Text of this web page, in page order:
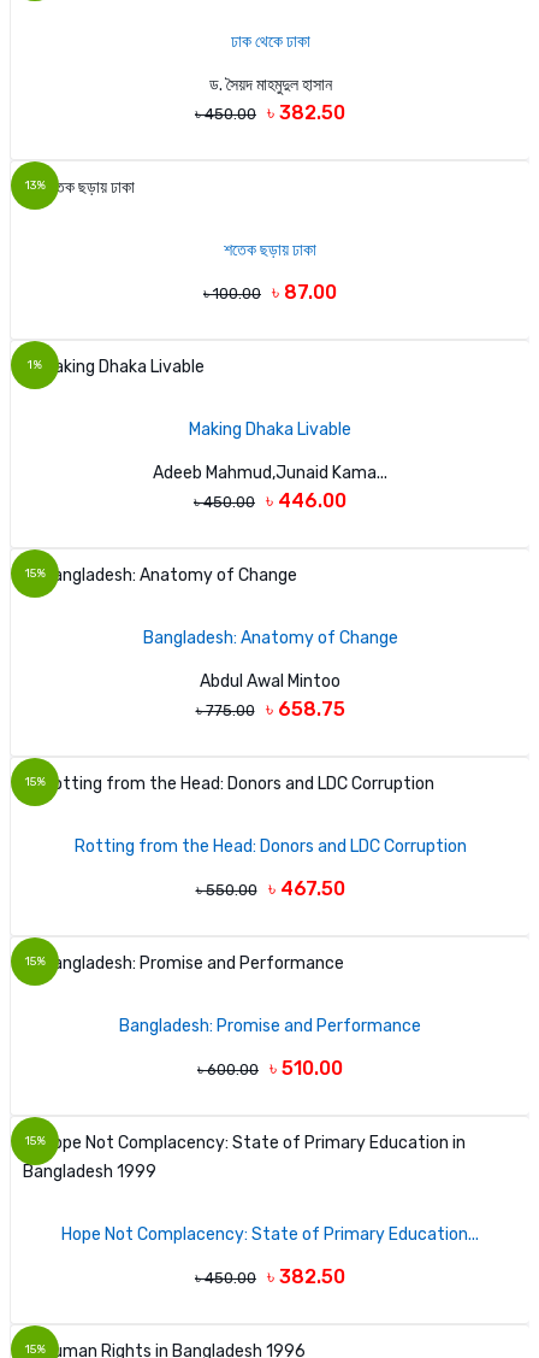
ঢাক থেকে ঢাকা
ড. সৈয়দ মাহমুদুল হাসান
৳ 450.00 ৳ 382.50
13%
শতেক ছড়ায় ঢাকা
৳ 100.00 ৳ 87.00
1%
Making Dhaka Livable
Adeeb Mahmud,Junaid Kama...
৳ 450.00 ৳ 446.00
15%
Bangladesh: Anatomy of Change
Abdul Awal Mintoo
৳ 775.00 ৳ 658.75
15%
Rotting from the Head: Donors and LDC Corruption
৳ 550.00 ৳ 467.50
15%
Bangladesh: Promise and Performance
৳ 600.00 ৳ 510.00
15%
Hope Not Complacency: State of Primary Education...
৳ 450.00 ৳ 382.50
15%